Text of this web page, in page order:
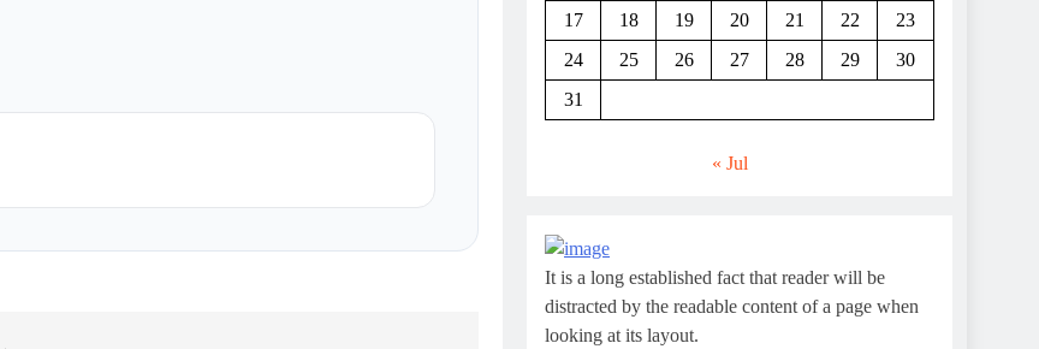
17
18 19 20 21 22
23
24
25 26 27 28 29
30
31
« Jul
It is a long established fact that reader will be
distracted by the readable content of a page when
looking at its layout.